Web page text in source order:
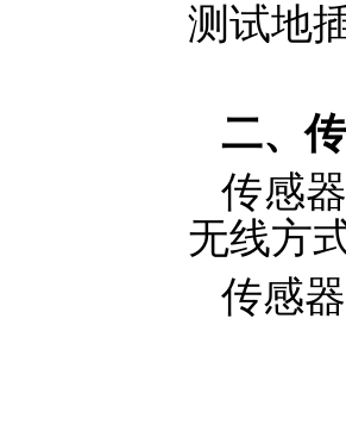
测试地
二、
传感
无线方
传感